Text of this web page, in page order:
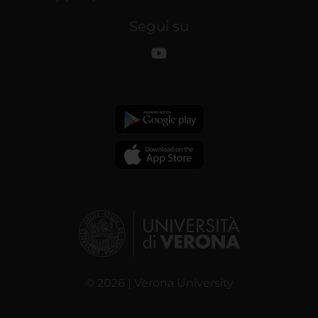
Segui su
© 2026 | Verona University